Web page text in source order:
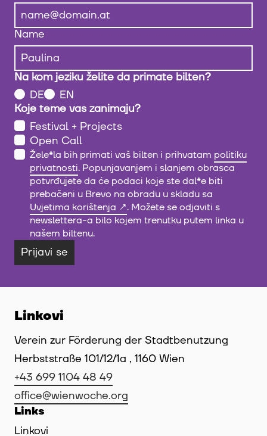
Name
Na kom jeziku želite da primate bilten?
DE
EN
Koje teme vas zanimaju?
Festival + Projects
Open Call
Žele*la bih primati vaš bilten i prihvatam politiku
privatnosti. Popunjavanjem i slanjem obrasca
potvrđujete da će podaci koje ste dal*e biti
prebačeni u Brevo na obradu u skladu sa
Uvjetima korištenja
. Možete se odjaviti s
newslettera-a bilo kojem trenutku putem linka u
našem biltenu.
Prijavi se
Linkovi
Verein zur Förderung der Stadtbenutzung
Herbststraße 101/12/1a , 1160 Wien
+43 699 1104 48 49
office@wienwoche.org
Links
Linkovi